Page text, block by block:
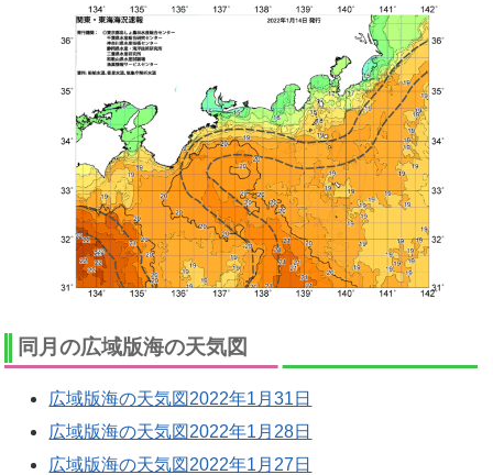
同月の広域版海の天気図
広域版海の天気図2022年1月31日
広域版海の天気図2022年1月28日
広域版海の天気図2022年1月27日